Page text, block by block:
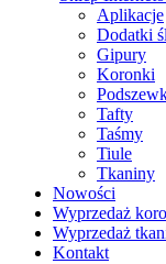
Aplikacje
Dodatki
Gipury
Koronki
Tafty
Taśmy
Tiule
Tkaniny
Nowości
Wyprzedaż
Wyprzedaż
Kontakt